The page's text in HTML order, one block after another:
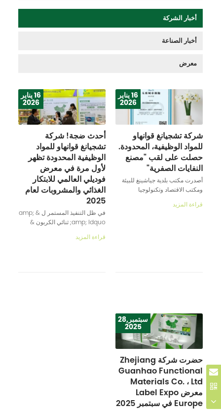
أخبار الشركة
أخبار الصناعة
معرض
16 يناير
2026
شركة تشجيانغ قوانهاو
للمواد الوظيفية، المحدودة.
حصلت على لقب "مصنع
النفايات الصفرية"
أصدرت مكتب بلدية جياشينغ للبيئة
ومكتب الاقتصاد وتكنولوجيا
قراءة المزيد
16 يناير
2026
أحدث ضجة! شركة
تشجيانغ قوانهاو للمواد
الوظيفية المحدودة تظهر
لأول مرة في معرض
فوديلي العالمي للابتكار
الغذائي والمشروبات لعام
2025
في ظل التنفيذ المستمر ل & amp;
amp; ldquo; ثنائي الكربون &
والطلب الاستهلاكي المتطور
قراءة المزيد
سبتمبر,28
2025
حضرت شركة Zhejiang
Guanhao Functional
Materials Co. ، Ltd
معرض Label Expo
Europe في سبتمبر 2025